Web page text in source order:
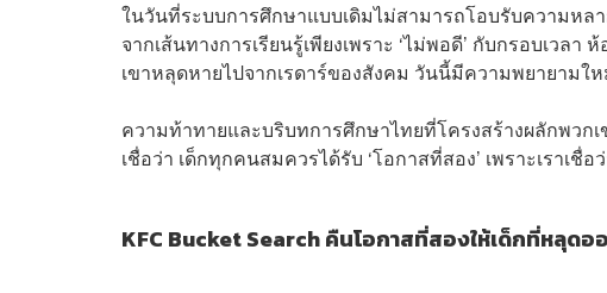
ในวันที่ระบบการศึกษาแบบเดิมไม่สามารถโอบรับความห
จากเส้นทางการเรียนรู้เพียงเพราะ ‘ไม่พอดี’ กับกรอบเวล
เขาหลุดหายไปจากเรดาร์ของสังคม วันนี้มีความพยายามใ
ความท้าทายและบริบทการศึกษาไทยที่โครงสร้างผลักพวกเ
เชื่อว่า เด็กทุกคนสมควรได้รับ ‘โอกาสที่สอง’ เพราะเราเ
KFC Bucket Search คืนโอกาสที่สองให้เด็กที่หลุดอ